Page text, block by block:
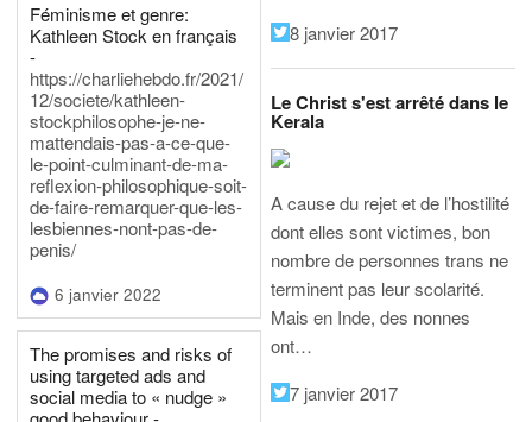
Féminisme et genre:
Kathleen Stock en français
-
https://charliehebdo.fr/2021/
12/societe/kathleen-
stockphilosophe-je-ne-
mattendais-pas-a-ce-que-
le-point-culminant-de-ma-
reflexion-philosophique-soit-
de-faire-remarquer-que-les-
lesbiennes-nont-pas-de-
penis/
6 janvier 2022
The promises and risks of
using targeted ads and
social media to « nudge »
8 janvier 2017
Le Christ s'est arrêté dans le
Kerala
A cause du rejet et de l’hostilité
dont elles sont victimes, bon
nombre de personnes trans ne
terminent pas leur scolarité.
Mais en Inde, des nonnes
ont…
7 janvier 2017